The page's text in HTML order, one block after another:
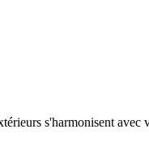
s'harmonisent avec